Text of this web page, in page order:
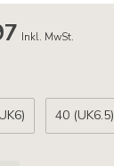
Inkl. MwSt.
40 (UK6.5)